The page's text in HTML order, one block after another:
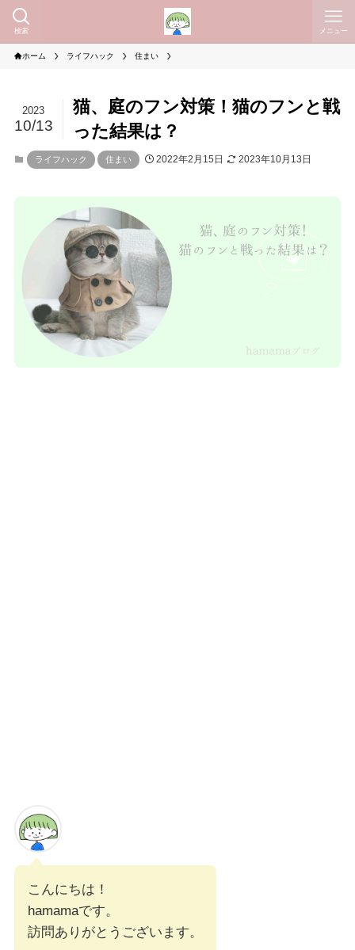
検索 メニュー
ホーム ライフハック 住まい
猫、庭のフン対策！猫のフンと戦
った結果は？
2023
10/13
ライフハック 住まい 2022年2月15日 2023年10月13日
こんにちは！
hamamaです。
訪問ありがとうございます。